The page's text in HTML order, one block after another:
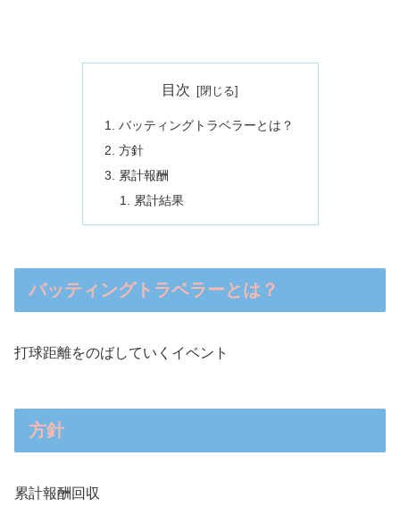
目次
バッティングトラベラーとは？
方針
累計報酬
累計結果
バッティングトラベラーとは？
打球距離をのばしていくイベント
方針
累計報酬回収